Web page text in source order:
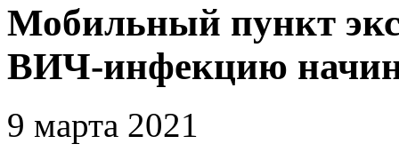
Мобильный пункт
ВИЧ-инфекцию
9 марта 2021